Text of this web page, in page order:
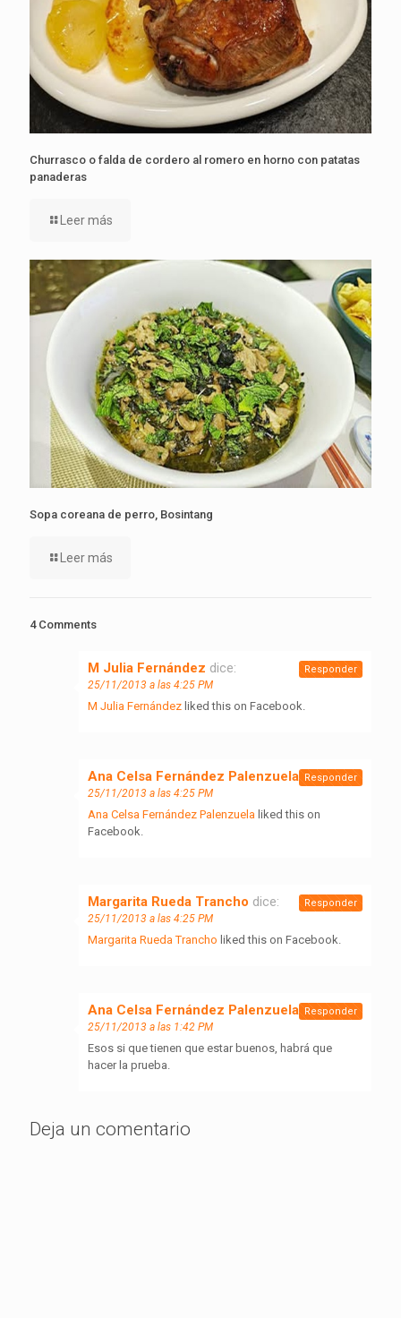
Churrasco o falda de cordero al romero en horno con patatas
panaderas
Leer más
Sopa coreana de perro, Bosintang
Leer más
4 Comments
M Julia Fernández dice:
25/11/2013 a las 4:25 PM
M Julia Fernández liked this on Facebook.
Responder
Ana Celsa Fernández Palenzuela dice:
25/11/2013 a las 4:25 PM
Ana Celsa Fernández Palenzuela liked this on
Facebook.
Responder
Margarita Rueda Trancho dice:
25/11/2013 a las 4:25 PM
Margarita Rueda Trancho liked this on Facebook.
Responder
Ana Celsa Fernández Palenzuela dice:
25/11/2013 a las 1:42 PM
Esos si que tienen que estar buenos, habrá que
hacer la prueba.
Responder
Deja un comentario